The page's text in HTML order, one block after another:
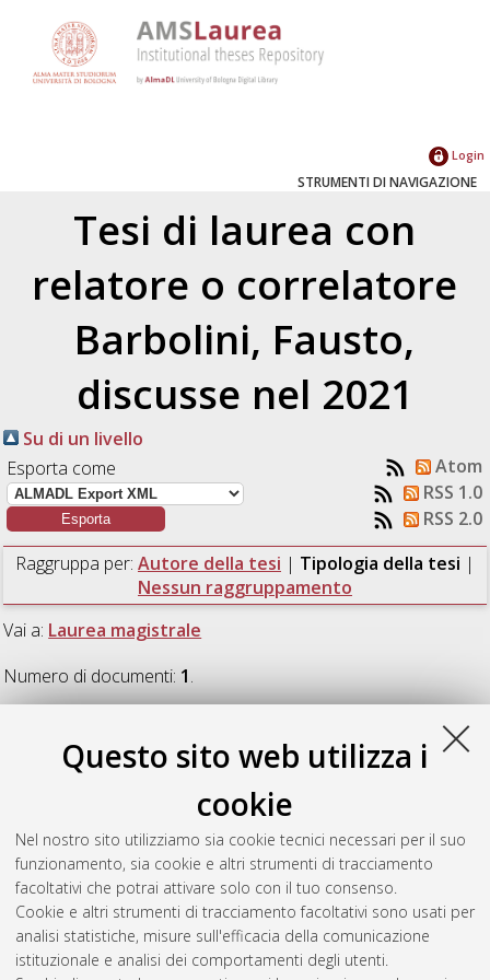
Questo sito web utilizza i
cookie
Nel nostro sito utilizziamo sia cookie tecnici necessari per il suo
funzionamento, sia cookie e altri strumenti di tracciamento
facoltativi che potrai attivare solo con il tuo consenso.
Cookie e altri strumenti di tracciamento facoltativi sono usati per
analisi statistiche, misure sull'efficacia della comunicazione
istituzionale e analisi dei comportamenti degli utenti.
Login
STRUMENTI DI NAVIGAZIONE
Tesi di laurea con
relatore o correlatore
Barbolini, Fausto,
discusse nel 2021
Su di un livello
Esporta come
Atom
RSS 1.0
RSS 2.0
Raggruppa per: Autore della tesi | Tipologia della tesi |
Nessun raggruppamento
Vai a: Laurea magistrale
Numero di documenti: 1.
Laurea magistrale
(2021)Strategie per il miglioramento della
un caso-studio. [Laurea magistrale], Università di Bologna,
Corso di Studio inIngegneria dei processi e dei sistemi edilizi
[LM-DM270]
Questa lista e' stata generata ilWed Aug 5 21:24:57 2026